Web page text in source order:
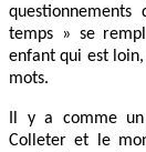
temps » se
enfant qui est
mots.
Il y a comme
Colleter et le